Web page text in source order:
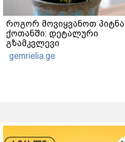
როგორ მოვიყვანოთ პიტნა
ქოთანში: დეტალური
გზამკვლევი
gemrielia.ge